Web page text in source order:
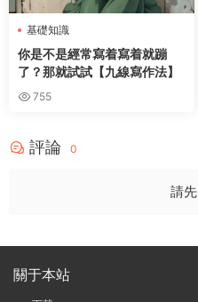
基礎知識
你是不是經常寫着寫着就蹦
了？那就試試【九線寫作法】
755
評論 0
請先
關于本站